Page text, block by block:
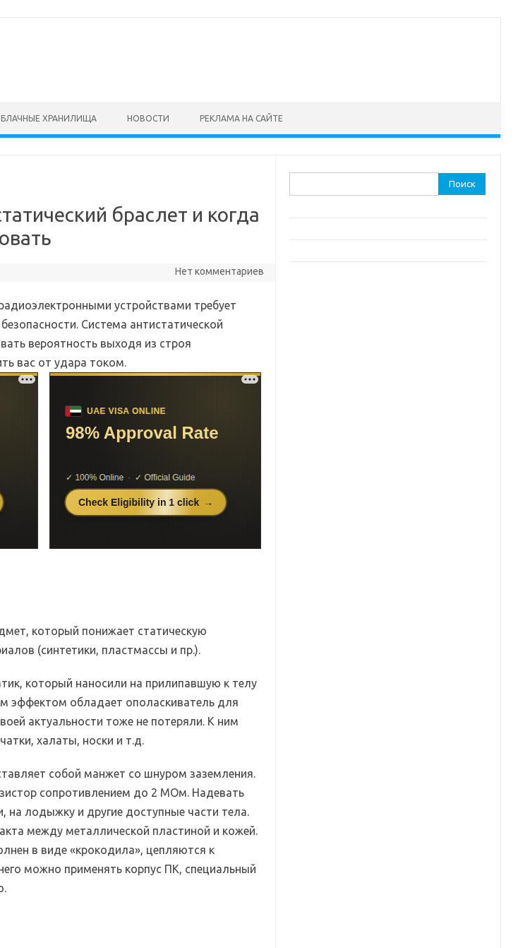
ХРАНИЛИЩА НОВОСТИ РЕКЛАМА НА САЙТЕ
браслет и когда
Нет комментариев
устройствами требует
Система антистатической
вероятность выходя из строя
вас от удара током.
который понижает статическую
(синтетики, пластмассы и пр.).
который наносили на прилипавшую к телу
эффектом обладает ополаскиватель для
актуальности тоже не потеряли. К ним
халаты, носки и т.д.
собой манжет со шнуром заземления.
сопротивлением до 2 МОм. Надевать
на лодыжку и другие доступные части тела.
между металлической пластиной и кожей.
в виде «крокодила», цепляются к
можно применять корпус ПК, специальный